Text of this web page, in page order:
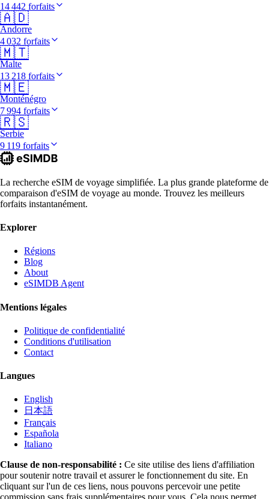
14 442 forfaits
🇦🇩
Andorre
4 032 forfaits
🇲🇹
Malte
13 218 forfaits
🇲🇪
Monténégro
7 994 forfaits
🇷🇸
Serbie
9 119 forfaits
La recherche eSIM de voyage simplifiée. La plus grande plateforme de
comparaison d'eSIM de voyage au monde. Trouvez les meilleurs
forfaits instantanément.
Explorer
Régions
Blog
About
eSIMDB Agent
Mentions légales
Politique de confidentialité
Conditions d'utilisation
Contact
Langues
English
日本語
Français
Española
Italiano
Clause de non-responsabilité : Ce site utilise des liens d'affiliation
pour soutenir notre travail et assurer le fonctionnement du site. En
cliquant sur l'un de ces liens, nous pouvons percevoir une petite